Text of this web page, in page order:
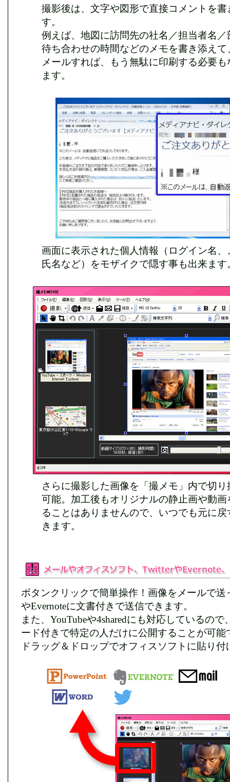
撮影後は、文字や図形で直接コメントを書
す。
例えば、地図に訪問先の社名／担当者名／
待ち合わせの時間などのメモを書き添えて
メールすれば、もう無駄に印刷する必要も
ます。
画面に表示された個人情報（ログイン名、
氏名など）をモザイクで隠す事も出来ます
さらに撮影した画像を「撮メモ」内で切り
可能。加工後もオリジナルの静止画や動画
ることはありませんので、いつでも元に戻
きます。
ボタンクリックで簡単操作！画像をメールで送
やEvernoteに文書付きで送信できます。
また、YouTubeや4sharedにも対応しているの
ード付きで特定の人だけに公開することが可能
ドラッグ＆ドロップでオフィスソフトに貼り付